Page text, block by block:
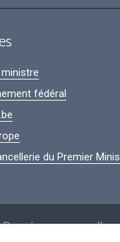
fédéral
du Premier
Données personnelles